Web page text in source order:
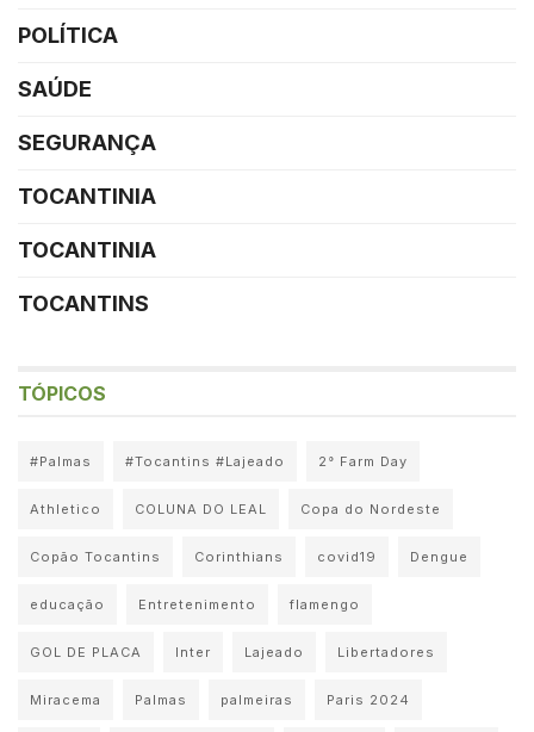
POLÍTICA
SAÚDE
SEGURANÇA
TOCANTINIA
TOCANTINIA
TOCANTINS
TÓPICOS
#Palmas #Tocantins #Lajeado 2° Farm Day
Athletico COLUNA DO LEAL Copa do Nordeste
Copão Tocantins Corinthians covid19 Dengue
educação Entretenimento flamengo
GOL DE PLACA Inter Lajeado Libertadores
Miracema Palmas palmeiras Paris 2024